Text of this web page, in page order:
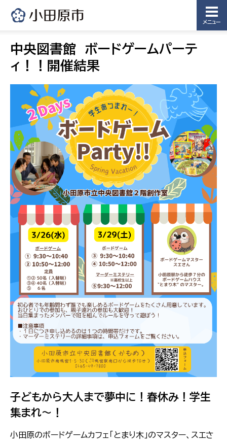
メニュー
中央図書館 ボードゲームパーテ
ィ！！開催結果
子どもから大人まで夢中に！春休み！学生
集まれ～！
小田原のボードゲームカフェ「とまり木」のマスター、スエさ